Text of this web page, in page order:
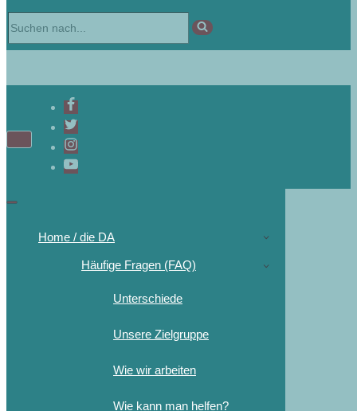
Navigations-
Navigations-
Home / die DA
Häufige Fragen (FAQ)
Unterschiede
Unsere Zielgruppe
Wie wir arbeiten
Wie kann man helfen?